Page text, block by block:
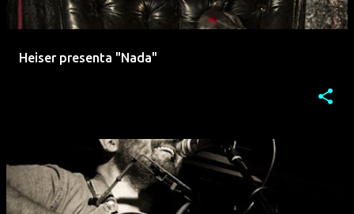
Heiser presenta "Nada"